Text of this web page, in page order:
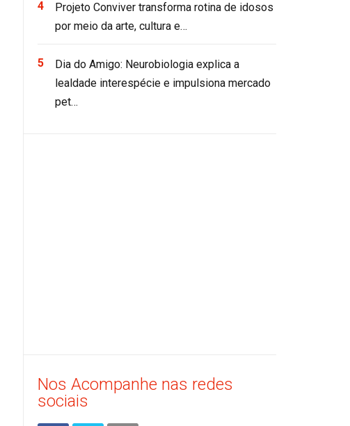
Projeto Conviver transforma rotina de idosos
por meio da arte, cultura e…
Dia do Amigo: Neurobiologia explica a
lealdade interespécie e impulsiona mercado
pet…
Nos Acompanhe nas redes
sociais